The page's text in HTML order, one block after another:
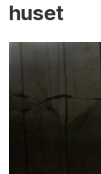
huset